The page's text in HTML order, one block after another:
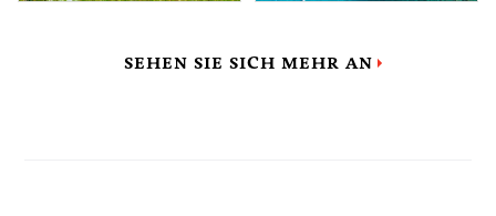
SEHEN SIE SICH MEHR AN